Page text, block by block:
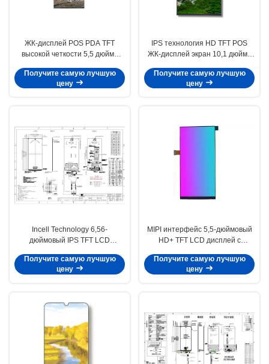
ЖК-дисплей POS PDA TFT
высокой четкости 5,5 дюйма
технологией Incell
Получите самую лучшую
цену
IPS технология HD TFT POS
ЖК-дисплей экран 10,1 дюйма
Получите самую лучшую
цену
Incell Technology 6,56-
дюймовый IPS TFT LCD
разрешение 720x1612
Получите самую лучшую
цену
MIPI интерфейс 5,5-дюймовый
HD+ TFT LCD дисплей с
POS PDA
Получите самую лучшую
цену